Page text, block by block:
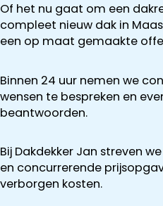
Of het nu gaat om een
compleet nieuw dak in
een op maat gemaakte
Binnen 24 uur nemen we
wensen te bespreken en
beantwoorden.
Bij Dakdekker Jan streven
en concurrerende
verborgen kosten.